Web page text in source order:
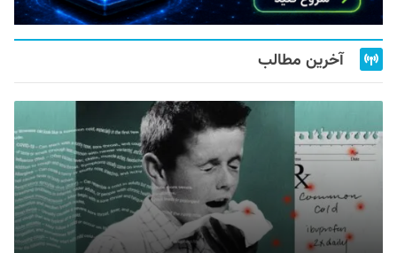
آخرین مطالب